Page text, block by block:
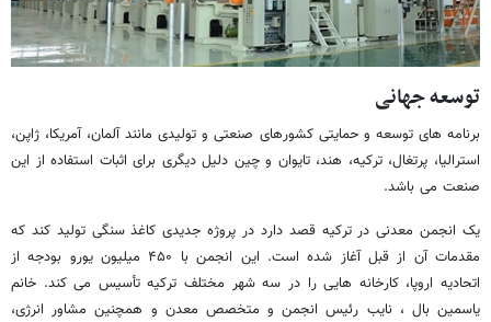
توسعه جهانی
برنامه های توسعه و حمایتی کشورهای صنعتی و تولیدی مانند آلمان، آمریکا، ژاپن،
استرالیا، پرتغال، ترکیه، هند، تایوان و چین دلیل دیگری برای اثبات استفاده از این
صنعت می باشد.
یک انجمن معدنی در ترکیه قصد دارد در پروژه جدیدی کاغذ سنگی تولید کند که
مقدمات آن از قبل آغاز شده است. این انجمن با ۴۵۰ میلیون یورو بودجه از
اتحادیه اروپا، کارخانه هایی را در سه شهر مختلف ترکیه تأسیس می کند. خانم
یاسمین بال ، نایب رئیس انجمن و متخصص معدن و همچنین مشاور انرژی،